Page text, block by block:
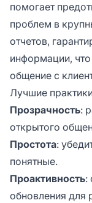
помогает
проблем в
отчетов,
информации,
общение с
Лучшие
Прозрачность:
открытого
Простота:
понятные.
Проактивность:
обновления для